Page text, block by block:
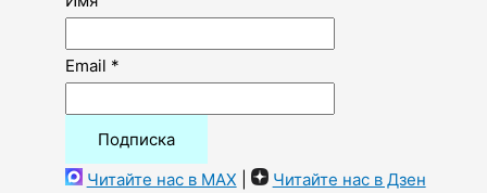
Email *
Читайте нас в MAX Читайте нас в Дзен